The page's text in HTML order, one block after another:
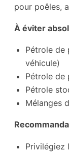
pour poêles,
À éviter
Pétrole de
véhicule)
Pétrole de
Pétrole
Mélanges
Privilégiez